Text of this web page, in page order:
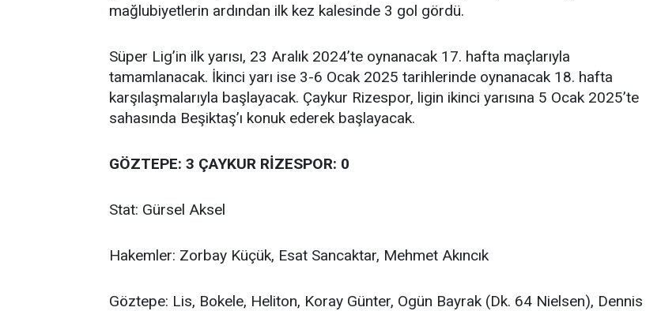
mağlubiyetlerin ardından ilk kez kalesinde 3 gol gördü.
Süper Lig’in ilk yarısı, 23 Aralık 2024’te oynanacak 17. hafta maçlarıyla
tamamlanacak. İkinci yarı ise 3-6 Ocak 2025 tarihlerinde oynanacak 18. hafta
karşılaşmalarıyla başlayacak. Çaykur Rizespor, ligin ikinci yarısına 5 Ocak 2025’te
sahasında Beşiktaş’ı konuk ederek başlayacak.
GÖZTEPE: 3 ÇAYKUR RİZESPOR: 0
Stat: Gürsel Aksel
Hakemler: Zorbay Küçük, Esat Sancaktar, Mehmet Akıncık
Göztepe: Lis, Bokele, Heliton, Koray Günter, Ogün Bayrak (Dk. 64 Nielsen), Dennis